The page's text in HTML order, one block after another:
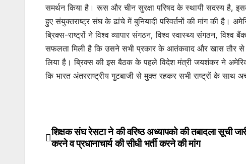
समर्थन किया है। रूस और चीन सुरक्षा परिषद के स्थायी सदस्य है,
हुए संयुक्तराष्ट्र संघ के ढांचे में बुनियादी परिवर्तनों की मांग की है।
ब्रिक्स-राष्ट्रों ने विश्व व्यापार संगठन, विश्व स्वास्थ्य संगठन,
सफलता मिली है कि उसने सभी प्रकार के आतंकवाद और खास तौर से
लिया है। ब्रिक्स की इस बैठक के पहले विदेश मंत्री जयशंकर ने
कि भारत अंतरराष्ट्रीय गुटबाजी से मुक्त रहकर सभी राष्ट्रों के साथ
Post
शिक्षक संघ रेसटा ने की वरिष्ठ अध्यापको की तबादला सूची
करने व प्रधानाचार्य की सीधी भर्ती करने की मांग